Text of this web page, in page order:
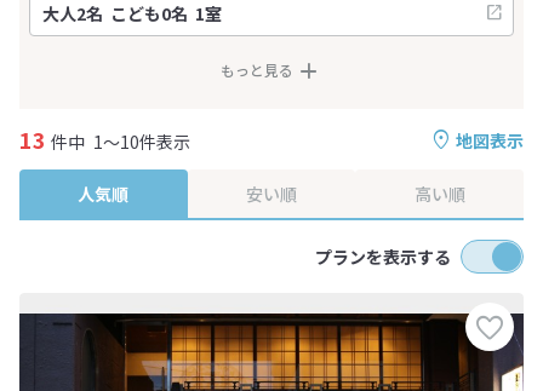
もっと見る
地図表示
13 件中 1～10件表示
人気順 安い順 高い順
プランを表示する